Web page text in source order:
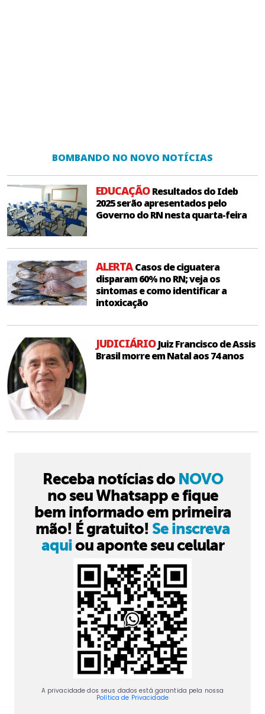
BOMBANDO NO NOVO NOTÍCIAS
EDUCAÇÃOResultados do Ideb
2025 serão apresentados pelo
Governo do RN nesta quarta-feira
ALERTACasos de ciguatera
disparam 60% no RN; veja os
sintomas e como identificar a
intoxicação
JUDICIÁRIOJuiz Francisco de Assis
Brasil morre em Natal aos 74 anos
Receba notícias do NOVO
no seu Whatsapp e fique
bem informado em primeira
mão! É gratuito! Se inscreva
aquiou aponte seu celular
A privacidade dos seus dados está garantida pela nossa
Política de Privacidade